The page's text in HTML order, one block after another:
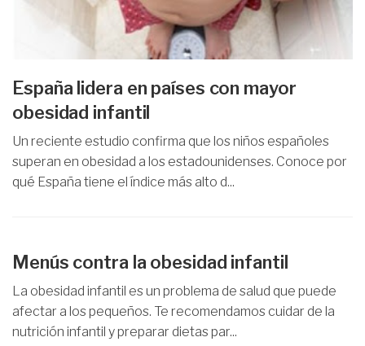
España lidera en países con mayor
obesidad infantil
Un reciente estudio confirma que los niños españoles
superan en obesidad a los estadounidenses. Conoce por
qué España tiene el índice más alto d...
Menús contra la obesidad infantil
La obesidad infantil es un problema de salud que puede
afectar a los pequeños. Te recomendamos cuidar de la
nutrición infantil y preparar dietas par...